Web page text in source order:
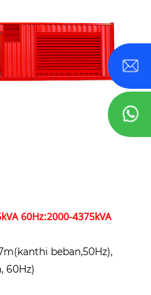
60Hz:2000-4375kVA
beban,50Hz),
60Hz)